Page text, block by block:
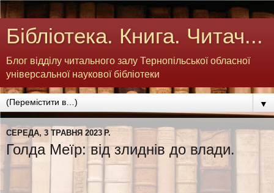
Бібліотека. Книга. Читач...
Блог відділу читального залу Тернопільської обласної
універсальної наукової бібліотеки
▼
СЕРЕДА, 3 ТРАВНЯ 2023 Р.
Голда Меїр: від злиднів до влади.